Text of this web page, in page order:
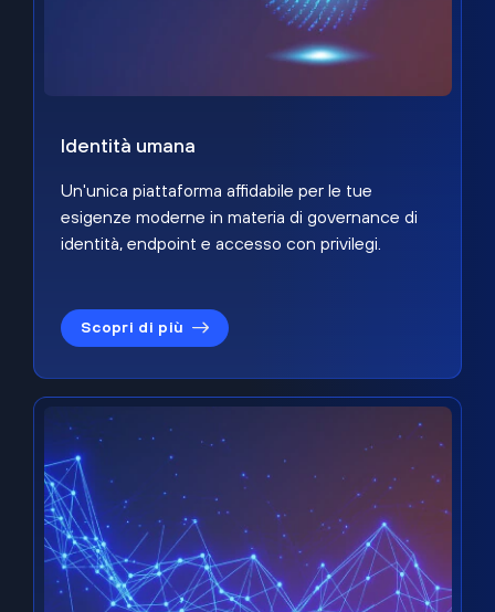
Identità umana
Un'unica piattaforma affidabile per le tue
esigenze moderne in materia di governance di
identità, endpoint e accesso con privilegi.
Scopri di più